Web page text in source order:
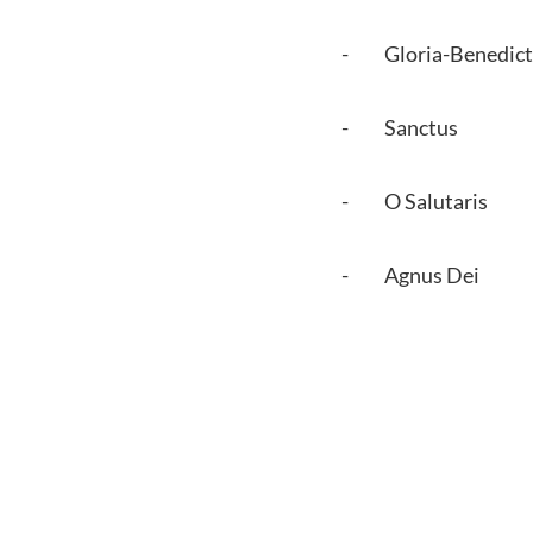
- Gloria-
- Sanctus
- O Salutaris
- Agnus Dei